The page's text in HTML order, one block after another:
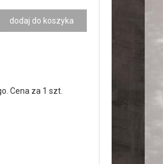
dodaj do koszyka
Cena za 1 szt.